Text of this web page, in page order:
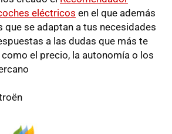
eléctricos en el que además
que se adaptan a tus necesidades
a las dudas que más te
el precio, la autonomía o los